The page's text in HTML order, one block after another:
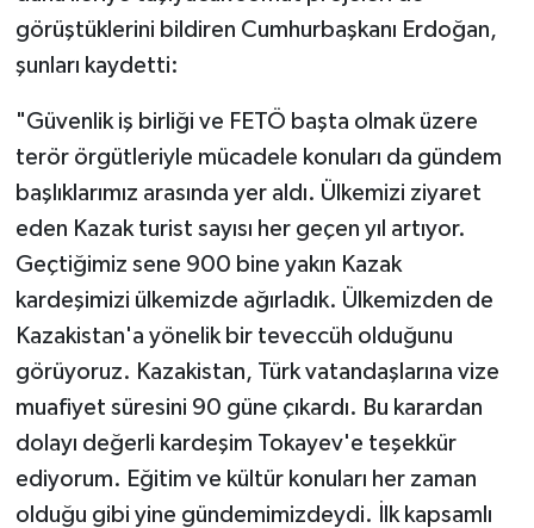
görüştüklerini bildiren Cumhurbaşkanı Erdoğan,
şunları kaydetti:
"Güvenlik iş birliği ve FETÖ başta olmak üzere
terör örgütleriyle mücadele konuları da gündem
başlıklarımız arasında yer aldı. Ülkemizi ziyaret
eden Kazak turist sayısı her geçen yıl artıyor.
Geçtiğimiz sene 900 bine yakın Kazak
kardeşimizi ülkemizde ağırladık. Ülkemizden de
Kazakistan'a yönelik bir teveccüh olduğunu
görüyoruz. Kazakistan, Türk vatandaşlarına vize
muafiyet süresini 90 güne çıkardı. Bu karardan
dolayı değerli kardeşim Tokayev'e teşekkür
ediyorum. Eğitim ve kültür konuları her zaman
olduğu gibi yine gündemimizdeydi. İlk kapsamlı